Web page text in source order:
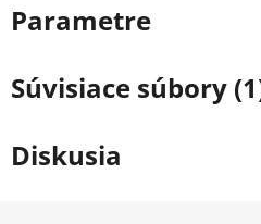
Parametre
Súvisiace súbory
Diskusia